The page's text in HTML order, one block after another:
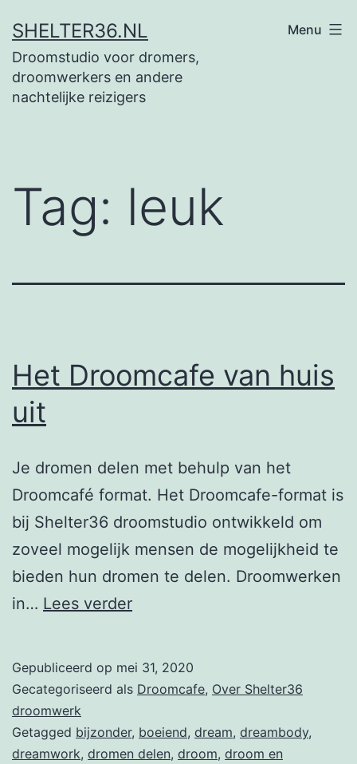
naar
de
inhoud
SHELTER36.NL
Droomstudio voor dromers,
droomwerkers en andere
nachtelijke reizigers
Menu
Tag: leuk
Het Droomcafe van huis
uit
Je dromen delen met behulp van het
Droomcafé format. Het Droomcafe-format is
bij Shelter36 droomstudio ontwikkeld om
zoveel mogelijk mensen de mogelijkheid te
bieden hun dromen te delen. Droomwerken
in… Lees verderHet
huis
Gepubliceerd op mei 31, 2020
Gecategoriseerd als Droomcafe, Over Shelter36
droomwerk
Getagged bijzonder, boeiend, dream, dreambody,
dreamwork, dromen delen, droom, droom en